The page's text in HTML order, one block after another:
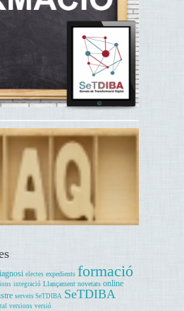
electes expedients formació
integració Llançament novetats online
serveis SeTDIBA SeTDIBA
versions versió